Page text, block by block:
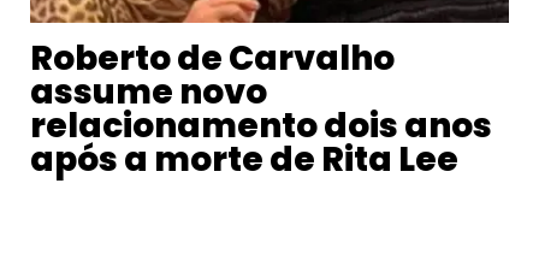
Roberto de Carvalho
assume novo
relacionamento dois anos
após a morte de Rita Lee